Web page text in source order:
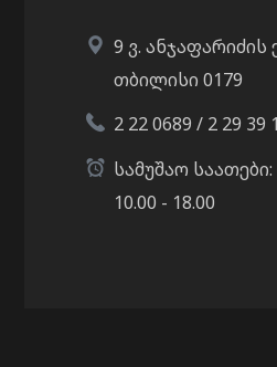
9 ვ. ანჯაფარიძის
თბილისი 0179
2 22 0689 / 2 29 39
სამუშაო
10.00 - 18.00